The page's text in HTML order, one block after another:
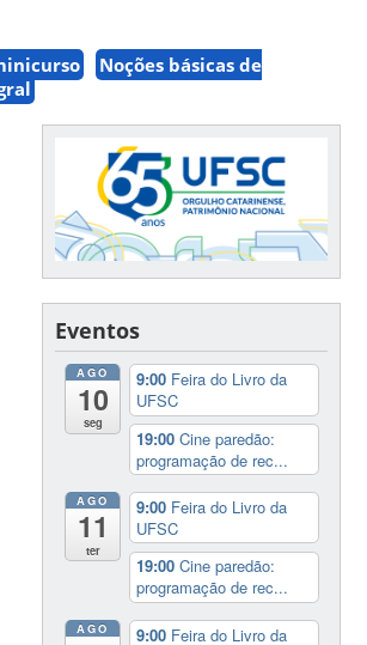
Noções básicas de
Eventos
AGO
10
seg
9:00 Feira do Livro da
UFSC
19:00Cine paredão:
programação de rec...
AGO
11
ter
9:00 Feira do Livro da
UFSC
19:00Cine paredão:
programação de rec...
AGO 9:00 Feira do Livro da